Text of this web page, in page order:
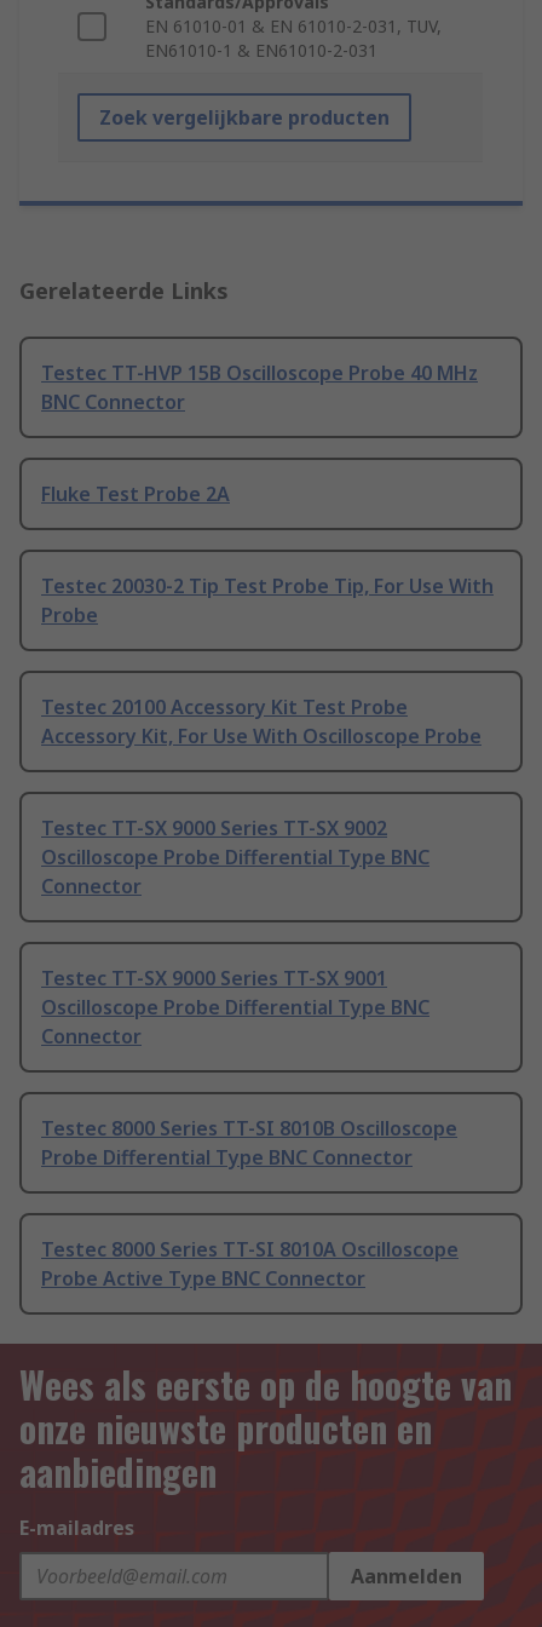
EN 61010-01 & EN 61010-2-031, TUV,
EN61010-1 & EN61010-2-031
Zoek vergelijkbare producten
Gerelateerde Links
Testec TT-HVP 15B Oscilloscope Probe 40 MHz
BNC Connector
Fluke Test Probe 2A
Testec 20030-2 Tip Test Probe Tip, For Use With
Probe
Testec 20100 Accessory Kit Test Probe
Accessory Kit, For Use With Oscilloscope Probe
Testec TT-SX 9000 Series TT-SX 9002
Oscilloscope Probe Differential Type BNC
Connector
Testec TT-SX 9000 Series TT-SX 9001
Oscilloscope Probe Differential Type BNC
Connector
Testec 8000 Series TT-SI 8010B Oscilloscope
Probe Differential Type BNC Connector
Testec 8000 Series TT-SI 8010A Oscilloscope
Probe Active Type BNC Connector
Wees als eerste op de hoogte van
onze nieuwste producten en
aanbiedingen
E-mailadres
Aanmelden